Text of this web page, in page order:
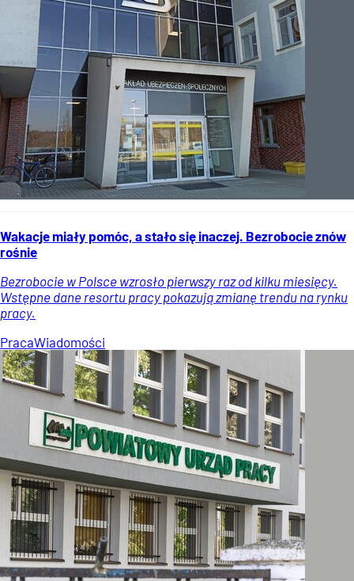
Wakacje miały pomóc, a stało się inaczej. Bezrobocie znów
rośnie
Bezrobocie w Polsce wzrosło pierwszy raz od kilku miesięcy.
Wstępne dane resortu pracy pokazują zmianę trendu na rynku
pracy.
PracaWiadomości